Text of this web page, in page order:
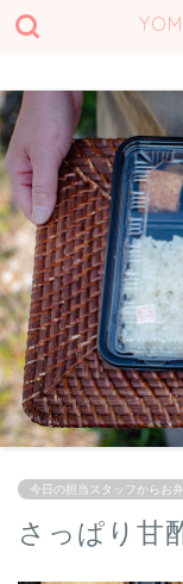
今日の担当スタッフからお
さっぱり甘